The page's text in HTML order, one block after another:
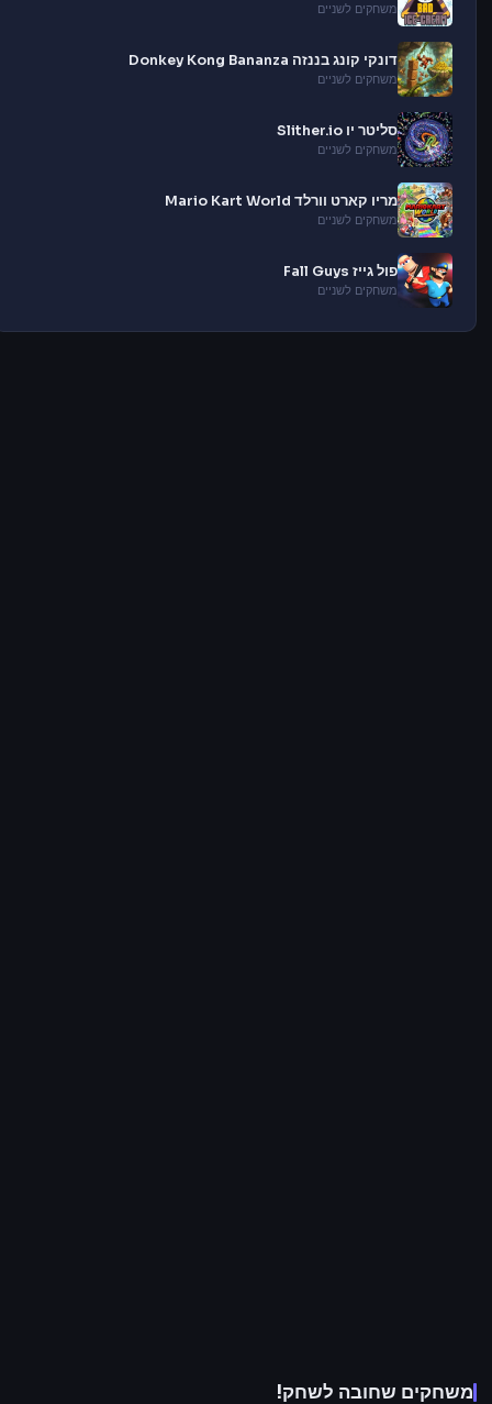
משחקים לשניים
דונקי קונג בננזה Donkey Kong Bananza
משחקים לשניים
סליטר יו Slither.io
משחקים לשניים
מריו קארט וורלד Mario Kart World
משחקים לשניים
פול גייז Fall Guys
משחקים לשניים
משחקים שחובה לשחק!